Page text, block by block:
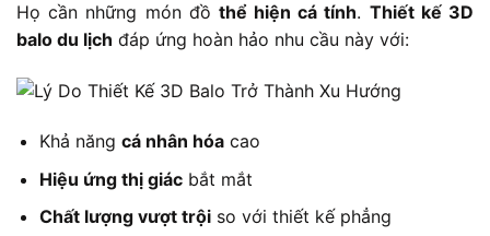
Họ cần những món đồ thể hiện cá tính. Thiết kế 3D
balo du lịch đáp ứng hoàn hảo nhu cầu này với:
Khả năng cá nhân hóacao
Hiệu ứng thị giácbắt mắt
Chất lượng vượt trộiso với thiết kế phẳng